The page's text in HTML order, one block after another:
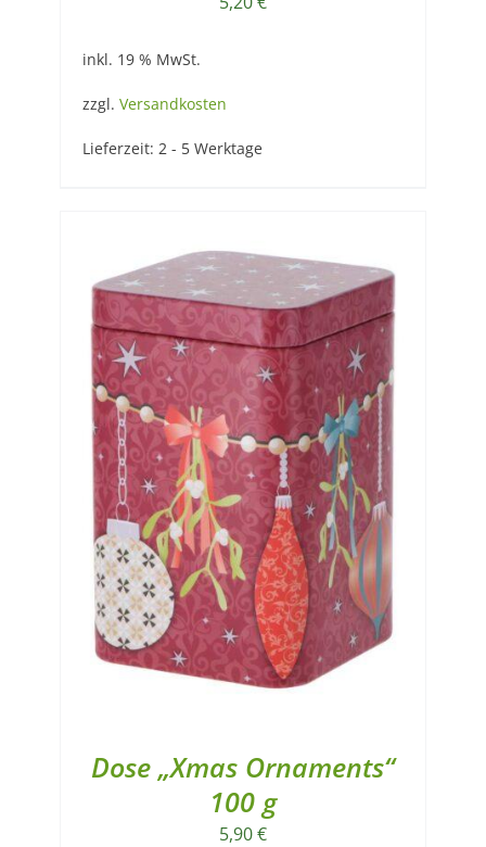
inkl. 19 % MwSt.
zzgl. Versandkosten
Lieferzeit: 2 - 5 Werktage
Dose „Xmas Ornaments“
100 g
5,90€